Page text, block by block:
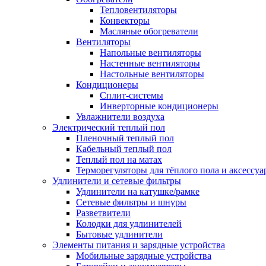
Тепловентиляторы
Конвекторы
Масляные обогреватели
Вентиляторы
Напольные вентиляторы
Настенные вентиляторы
Настольные вентиляторы
Кондиционеры
Сплит-системы
Инверторные кондиционеры
Увлажнители воздуха
Электрический теплый пол
Пленочный теплый пол
Кабельный теплый пол
Теплый пол на матах
Терморегуляторы для тёплого пола и
Удлинители и сетевые фильтры
Удлинители на катушке/рамке
Сетевые фильтры и шнуры
Разветвители
Колодки для удлинителей
Бытовые удлинители
Элементы питания и зарядные устройства
Мобильные зарядные устройства